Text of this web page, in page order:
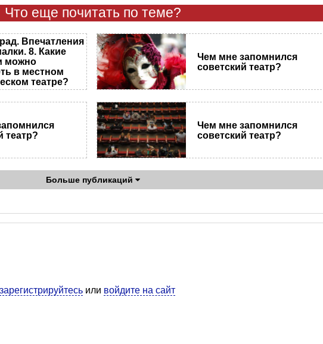
Что еще почитать по теме?
Впечатления
8. Какие
можно
в местном
театре?
Чем мне запомнился
советский театр?
театр?
Чем мне запомнился
советский театр?
Больше публикаций
зарегистрируйтесь или войдите на сайт